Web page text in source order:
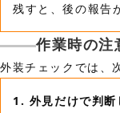
残すと、後の報告
作業時の注
外装チェックでは、
1. 外見だけで判断